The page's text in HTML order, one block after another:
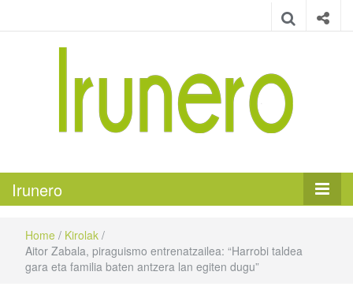
Irunero
Home / Kirolak /
Aitor Zabala, piraguismo entrenatzailea: “Harrobi taldea
gara eta familia baten antzera lan egiten dugu”